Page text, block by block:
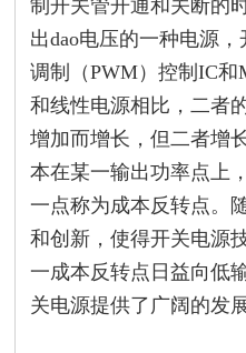
制开关管开通和关断的
出dao电压的一种电源
调制（PWM）控制IC和
和线性电源相比，二者
增加而增长，但二者增
本在某一输出功率点上
一点称为成本反转点。
和创新，使得开关电源
一成本反转点日益向低
关电源提供了广阔的发